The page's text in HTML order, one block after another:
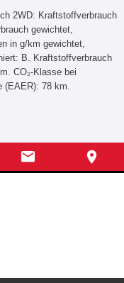
2WD: Kraftstoffverbrauch
gewichtet,
in g/km gewichtet,
B. Kraftstoffverbrauch
CO₂-Klasse bei
78 km.